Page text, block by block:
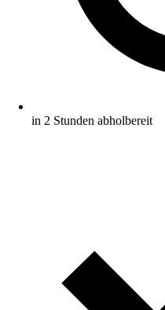
in 2 Stunden abholbereit